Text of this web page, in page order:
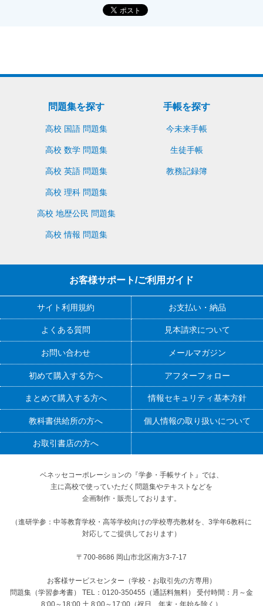
問題集を探す
高校 国語 問題集
高校 数学 問題集
高校 英語 問題集
高校 理科 問題集
高校 地歴公民 問題集
高校 情報 問題集
手帳を探す
今未来手帳
生徒手帳
教務記録簿
お客様サポート/ご利用ガイド
サイト利用規約 お支払い・納品
よくある質問 見本請求について
お問い合わせ メールマガジン
初めて購入する方へ アフターフォロー
まとめて購入する方へ 情報セキュリティ基本方針
教科書供給所の方へ 個人情報の取り扱いについて
お取引書店の方へ
ベネッセコーポレーションの『学参・手帳サイト』 では、
主に高校で使っていただく問題集やテキストなどを
企画制作・販売しております。
（進研学参：中等教育学校・高等学校向けの学校専売教材を、3学年6教科に
対応してご提供しております）
〒700-8686 岡山市北区南方3-7-17
お客様サービスセンター（学校・お取引先の方専用）
問題集（学習参考書） TEL：0120-350455（通話料無料） 受付時間：月～金